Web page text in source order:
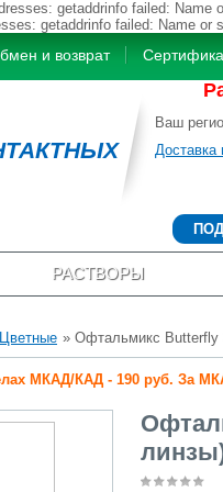
getaddrinfo failed:
getaddrinfo failed: Name
и возврат
Ваш
Доставка
РАСТВОРЫ
Цветные » Офтальмикс Butterfly
МКАД/КАД - 190 руб. За